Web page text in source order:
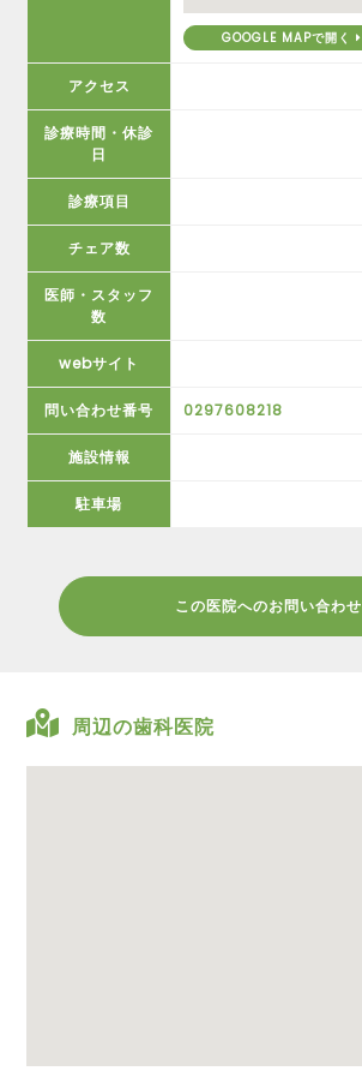
GOOGLE MAPで開く
アクセス
診療時間・休診
日
診療項目
チェア数
医師・スタッフ
数
webサイト
問い合わせ番号 0297608218
施設情報
駐車場
この医院へのお問い合わせ
周辺の歯科医院